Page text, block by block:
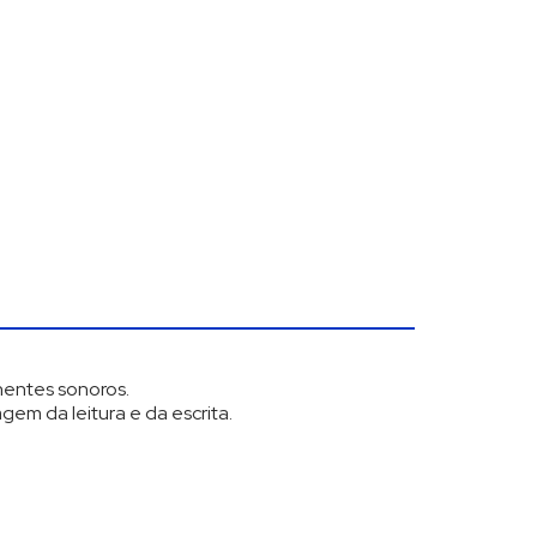
sonoros.
da leitura e da escrita.